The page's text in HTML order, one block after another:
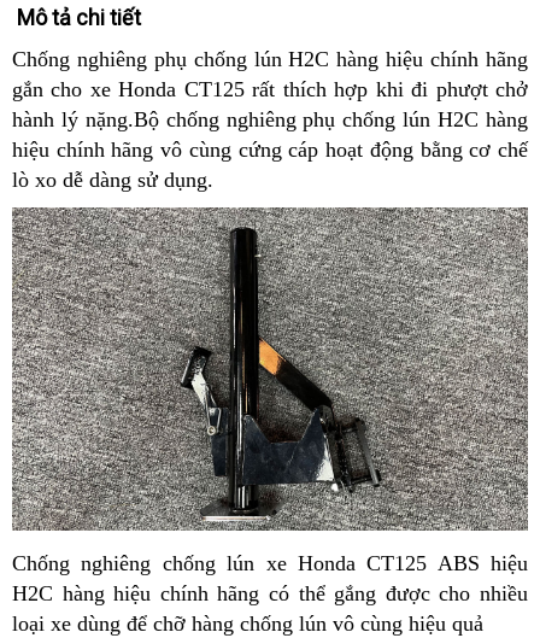
Mô tả chi tiết
Chống nghiêng phụ chống lún H2C hàng hiệu chính hãng
gắn cho xe Honda CT125 rất thích hợp khi đi phượt chở
hành lý nặng.Bộ chống nghiêng phụ chống lún H2C hàng
hiệu chính hãng vô cùng cứng cáp hoạt động bằng cơ chế
lò xo dễ dàng sử dụng.
Chống nghiêng chống lún xe Honda CT125 ABS hiệu
H2C hàng hiệu chính hãng có thể gắng được cho nhiều
loại xe dùng để chỡ hàng chống lún vô cùng hiệu quả